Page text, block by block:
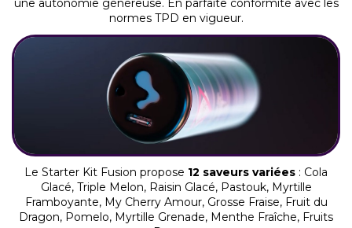
une autonomie généreuse. En parfaite conformité avec les
normes TPD en vigueur.
Le Starter Kit Fusion propose 12 saveurs variées : Cola
Glacé, Triple Melon, Raisin Glacé, Pastouk, Myrtille
Framboyante, My Cherry Amour, Grosse Fraise, Fruit du
Dragon, Pomelo, Myrtille Grenade, Menthe Fraîche, Fruits